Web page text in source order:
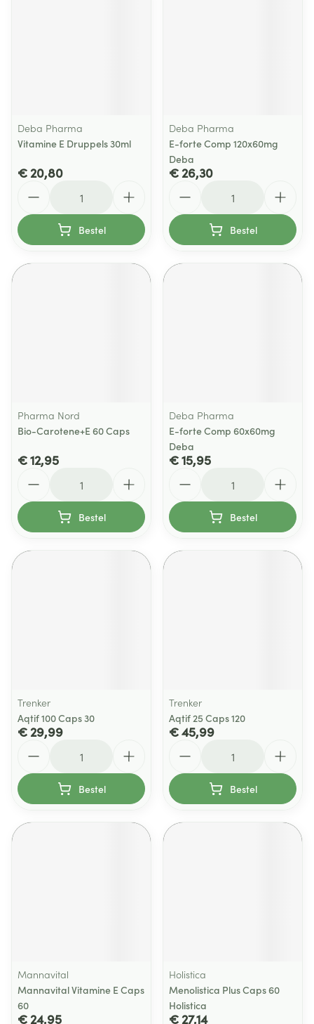
Deba Pharma
Vitamine E Druppels 30ml
€ 20,80
Bestel
Deba Pharma
E-forte Comp 120x60mg
Deba
€ 26,30
Bestel
Pharma Nord
Bio-Carotene+E 60 Caps
€ 12,95
Bestel
Deba Pharma
E-forte Comp 60x60mg
Deba
€ 15,95
Bestel
Trenker
Aqtif 100 Caps 30
€ 29,99
Bestel
Trenker
Aqtif 25 Caps 120
€ 45,99
Bestel
Mannavital
Mannavital Vitamine E Caps
60
€ 24,95
Holistica
Menolistica Plus Caps 60
Holistica
€ 27,14